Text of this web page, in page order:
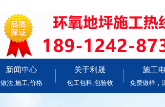
新闻中心
做法,施工,价格
关于利晟
包工包料,包验收
施工
免费做样，